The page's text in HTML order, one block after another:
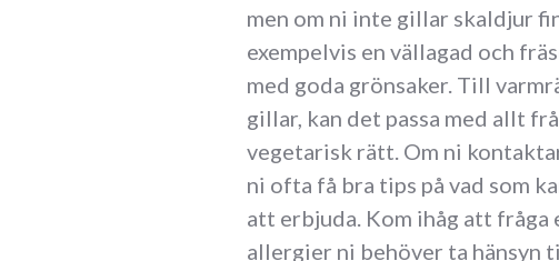
men om ni inte gillar skaldjur
exempelvis en vällagad och
med goda grönsaker. Till
gillar, kan det passa med allt
vegetarisk rätt. Om ni
ni ofta få bra tips på vad som
att erbjuda. Kom ihåg att fråga
allergier ni behöver ta hänsyn